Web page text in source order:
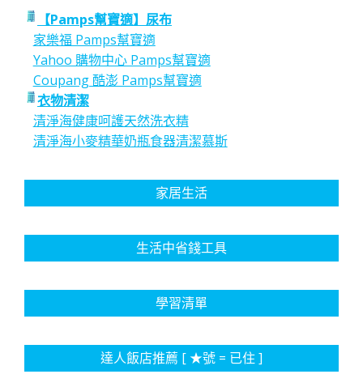
【Pamps幫寶適】尿布
家樂福 Pamps幫寶適
Yahoo 購物中心 Pamps幫寶適
Coupang 酷澎 Pamps幫寶適
衣物清潔
清淨海健康呵護天然洗衣精
清淨海小麥精華奶瓶食器清潔慕斯
家居生活
生活中省錢工具
學習清單
達人飯店推薦 [ ★號 = 已住 ]